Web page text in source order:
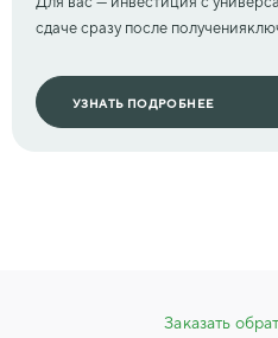
сдаче сразу после получения
УЗНАТЬ ПОДРОБНЕЕ
Заказать